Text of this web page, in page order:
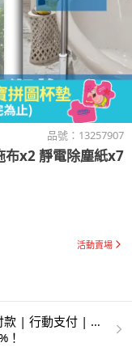
品號： 13257907
布x2 靜電除塵紙x7
活動賣場
| 行動支付 | 超
！